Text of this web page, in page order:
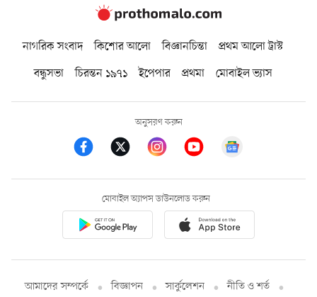
নাগরিক সংবাদ কিশোর আলো বিজ্ঞানচিন্তা
প্রথম আলো ট্রাস্ট
বন্ধুসভা
চিরন্তন ১৯৭১ ইপেপার প্রথমা মোবাইল ভ্যাস
অনুসরণ করুন
মোবাইল অ্যাপস ডাউনলোড করুন
আমাদের সম্পর্কে বিজ্ঞাপন সার্কুলেশন নীতি ও শর্ত